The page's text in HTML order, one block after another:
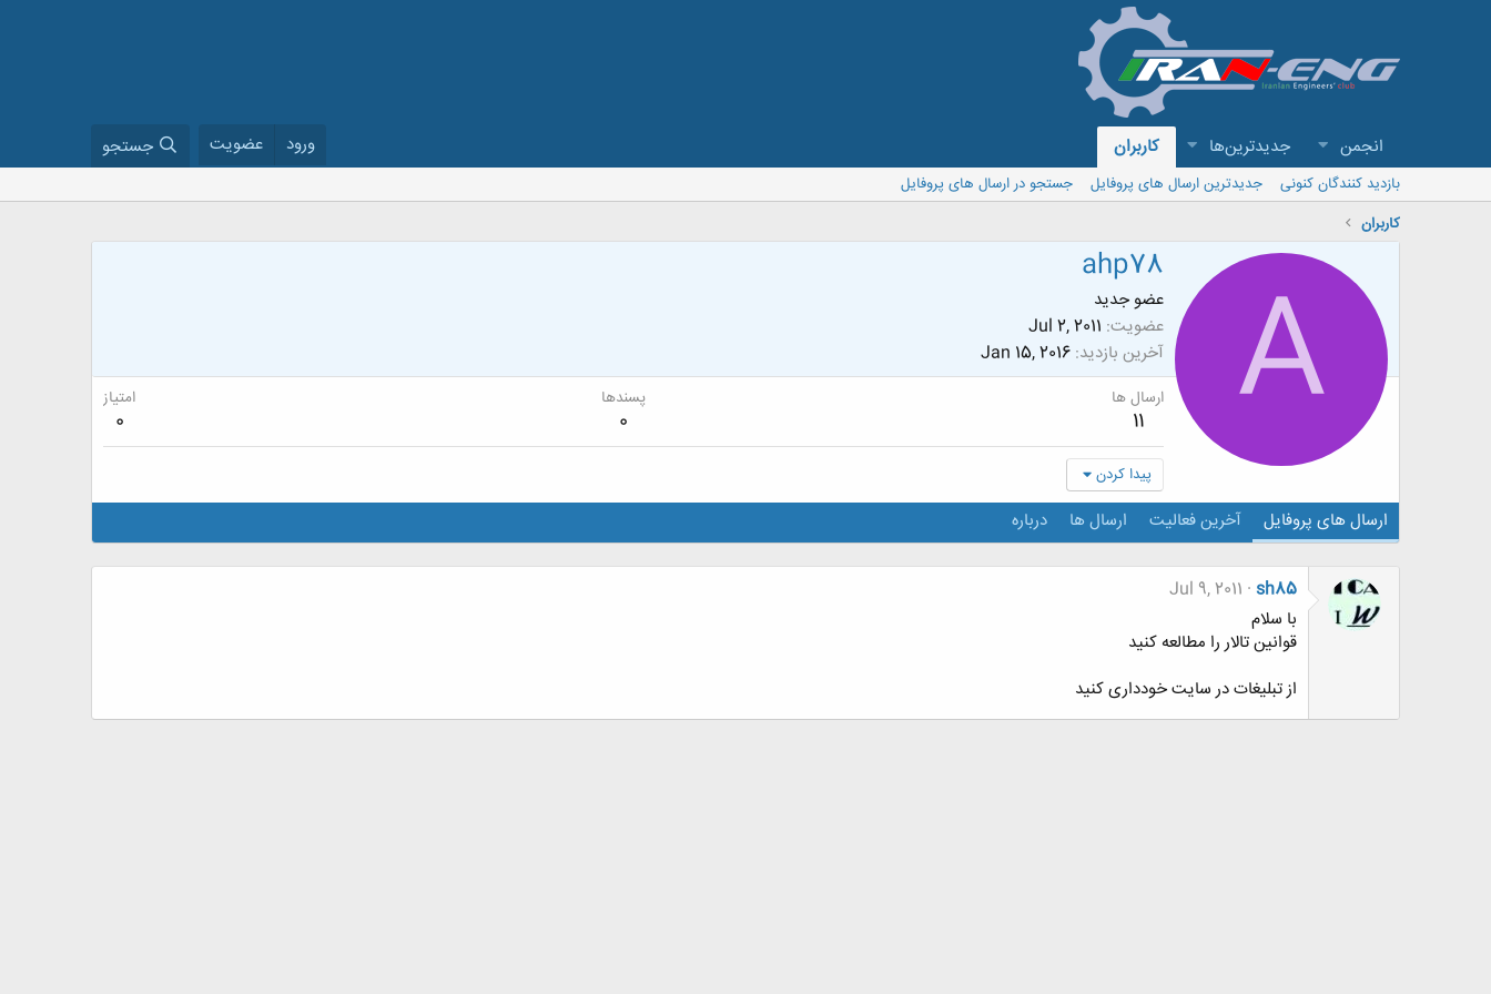
انجمن جدیدترین‌ها کاربران ورود عضویت جستجو
بازدید کنندگان کنونی جدیدترین ارسال های پروفایل
جستجو در ارسال های پروفایل
کاربران
A
ahp78
عضو جدید
عضویت Jul 2, 2011
آخرین بازدید Jan 15, 2016
ارسال ها
11
پسندها
0
امتیاز
0
پیدا کردن
ارسال های پروفایل آخرین فعالیت ارسال ها درباره
sh85
Jul 9, 2011
با سلام
قوانین تالار را مطالعه کنید
از تبلیغات در سایت خودداری کنید